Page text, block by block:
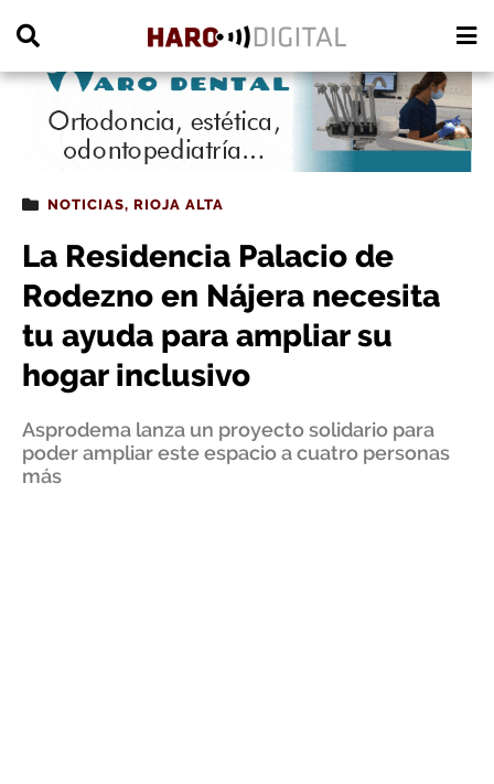
NOTICIAS, RIOJA ALTA
La Residencia Palacio de
Rodezno en Nájera necesita
tu ayuda para ampliar su
hogar inclusivo
Asprodema lanza un proyecto solidario para
poder ampliar este espacio a cuatro personas
más